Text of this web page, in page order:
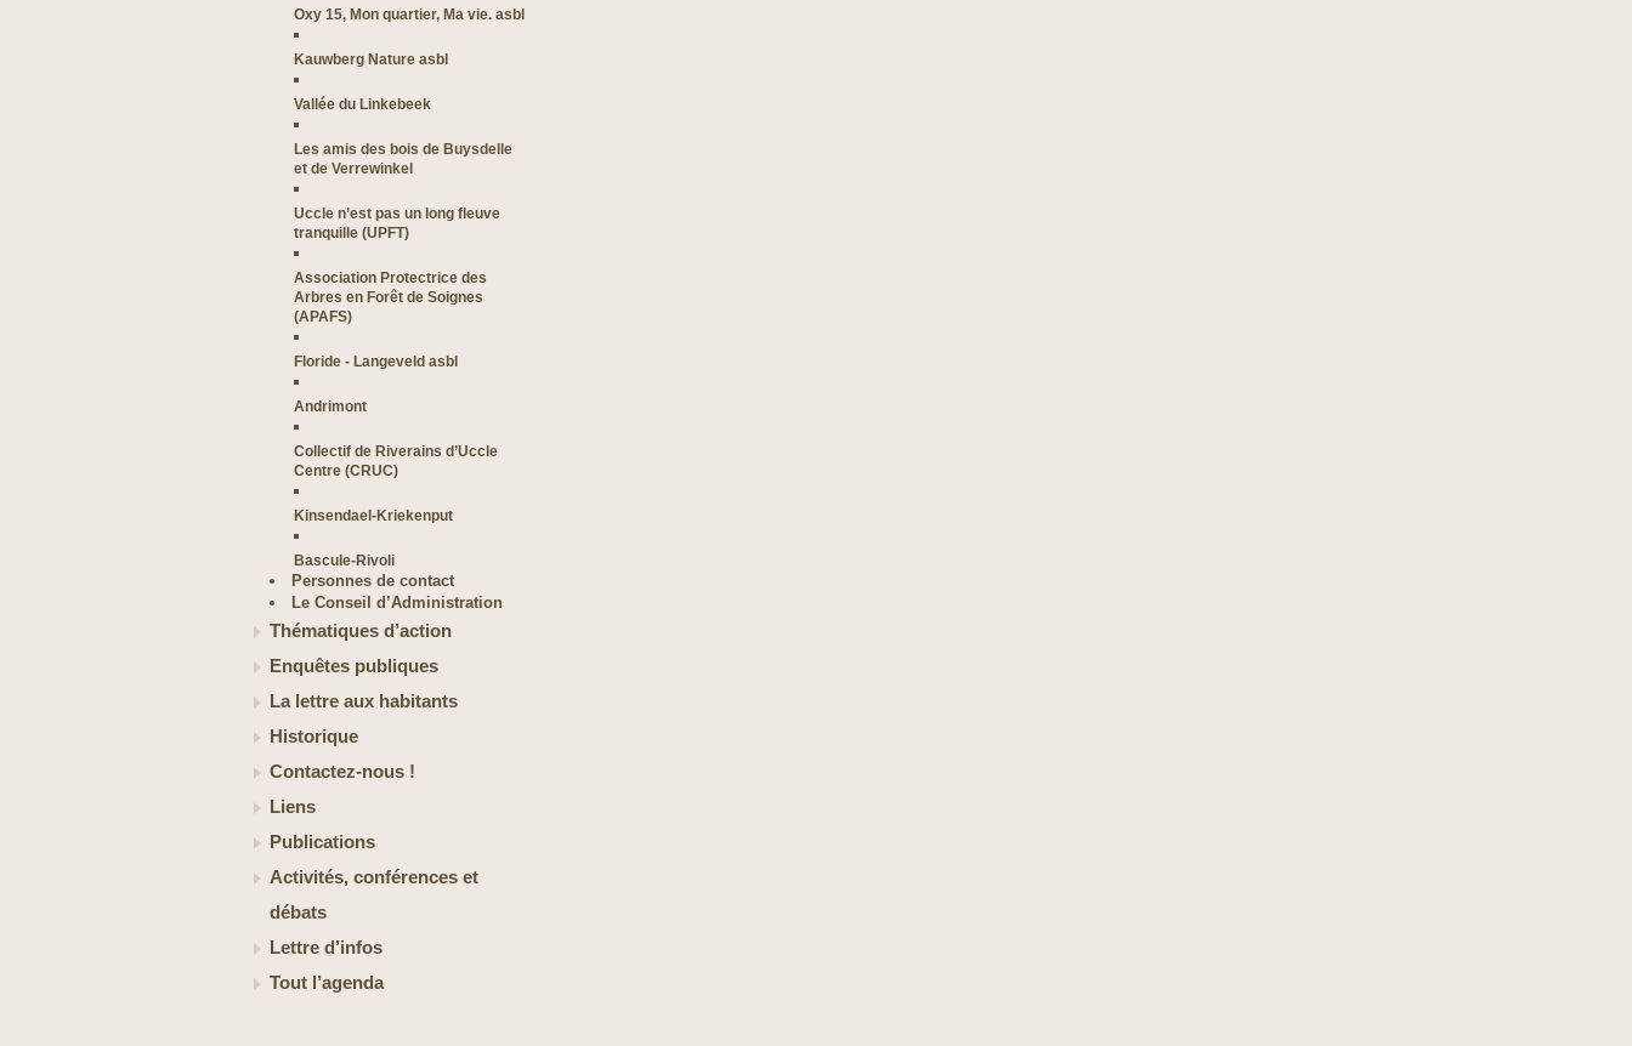
Oxy 15, Mon quartier, Ma vie. asbl
Kauwberg Nature asbl
Vallée du Linkebeek
Les amis des bois de Buysdelle
et de Verrewinkel
Uccle n’est pas un long fleuve
tranquille (UPFT)
Association Protectrice des
Arbres en Forêt de Soignes
(APAFS)
Floride - Langeveld asbl
Andrimont
Collectif de Riverains d’Uccle
Centre (CRUC)
Kinsendael-Kriekenput
Bascule-Rivoli
Personnes de contact
Le Conseil d’Administration
Thématiques d’action
Enquêtes publiques
La lettre aux habitants
Historique
Contactez-nous !
Liens
Publications
Activités, conférences et
débats
Lettre d’infos
Tout l’agenda